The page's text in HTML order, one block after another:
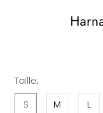
Taille:
S
M L